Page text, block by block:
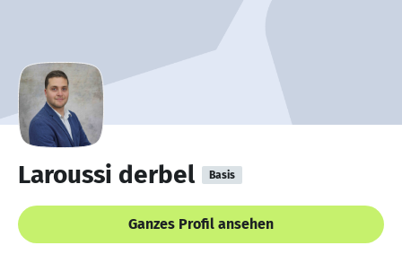
Laroussi derbel Basis
Ganzes Profil ansehen